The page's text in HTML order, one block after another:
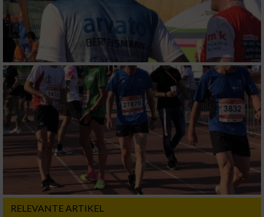
RELEVANTE ARTIKEL
Analyse von Zielgruppen durch Statistiken
oder Kombinationen von Daten aus
verschiedenen Quellen
Entwicklung und Verbesserung der Angebote
Verwendung reduzierter Daten zur Auswahl
von Inhalten
IAB-Besonderheiten:
Verwendung genauer Standortdaten
Geräte anhand von aktiv angeforderten
Informationen identifizieren
Nicht-IAB-Verarbeitungszwecke: